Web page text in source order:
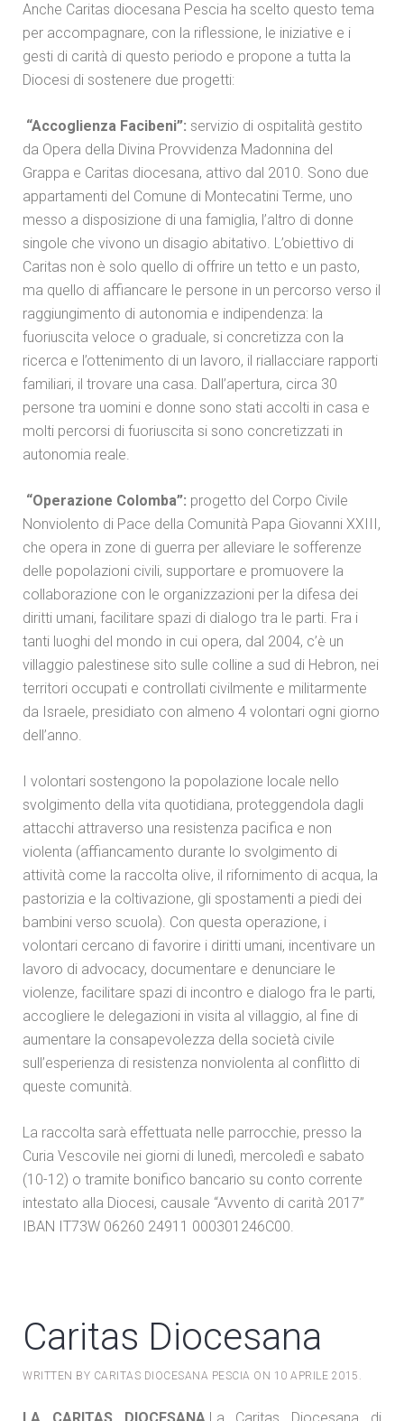
Anche Caritas diocesana Pescia ha scelto questo tema
per accompagnare, con la riflessione, le iniziative e i
gesti di carità di questo periodo e propone a tutta la
Diocesi di sostenere due progetti:
“Accoglienza Facibeni”: servizio di ospitalità gestito
da Opera della Divina Provvidenza Madonnina del
Grappa e Caritas diocesana, attivo dal 2010. Sono due
appartamenti del Comune di Montecatini Terme, uno
messo a disposizione di una famiglia, l’altro di donne
singole che vivono un disagio abitativo. L’obiettivo di
Caritas non è solo quello di offrire un tetto e un pasto,
ma quello di affiancare le persone in un percorso verso il
raggiungimento di autonomia e indipendenza: la
fuoriuscita veloce o graduale, si concretizza con la
ricerca e l’ottenimento di un lavoro, il riallacciare rapporti
familiari, il trovare una casa. Dall’apertura, circa 30
persone tra uomini e donne sono stati accolti in casa e
molti percorsi di fuoriuscita si sono concretizzati in
autonomia reale.
“Operazione Colomba”: progetto del Corpo Civile
Nonviolento di Pace della Comunità Papa Giovanni XXIII,
che opera in zone di guerra per alleviare le sofferenze
delle popolazioni civili, supportare e promuovere la
collaborazione con le organizzazioni per la difesa dei
diritti umani, facilitare spazi di dialogo tra le parti. Fra i
tanti luoghi del mondo in cui opera, dal 2004, c’è un
villaggio palestinese sito sulle colline a sud di Hebron, nei
territori occupati e controllati civilmente e militarmente
da Israele, presidiato con almeno 4 volontari ogni giorno
dell’anno.
I volontari sostengono la popolazione locale nello
svolgimento della vita quotidiana, proteggendola dagli
attacchi attraverso una resistenza pacifica e non
violenta (affiancamento durante lo svolgimento di
attività come la raccolta olive, il rifornimento di acqua, la
pastorizia e la coltivazione, gli spostamenti a piedi dei
bambini verso scuola). Con questa operazione, i
volontari cercano di favorire i diritti umani, incentivare un
lavoro di advocacy, documentare e denunciare le
violenze, facilitare spazi di incontro e dialogo fra le parti,
accogliere le delegazioni in visita al villaggio, al fine di
aumentare la consapevolezza della società civile
sull’esperienza di resistenza nonviolenta al conflitto di
queste comunità.
La raccolta sarà effettuata nelle parrocchie, presso la
Curia Vescovile nei giorni di lunedì, mercoledì e sabato
(10-12) o tramite bonifico bancario su conto corrente
intestato alla Diocesi, causale “Avvento di carità 2017”
IBAN IT73W 06260 24911 000301246C00.
Caritas Diocesana
WRITTEN BY CARITAS DIOCESANA PESCIA ON 10 APRILE 2015 .